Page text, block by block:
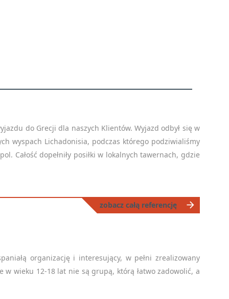
do Grecji dla naszych Klientów. Wyjazd odbył się w
wyspach Lichadonisia, podczas którego podziwialiśmy
Całość dopełniły posiłki w lokalnych tawernach, gdzie
zobacz całą referencję
arrow_forward
organizację i interesujący, w pełni zrealizowany
wieku 12-18 lat nie są grupą, którą łatwo zadowolić, a